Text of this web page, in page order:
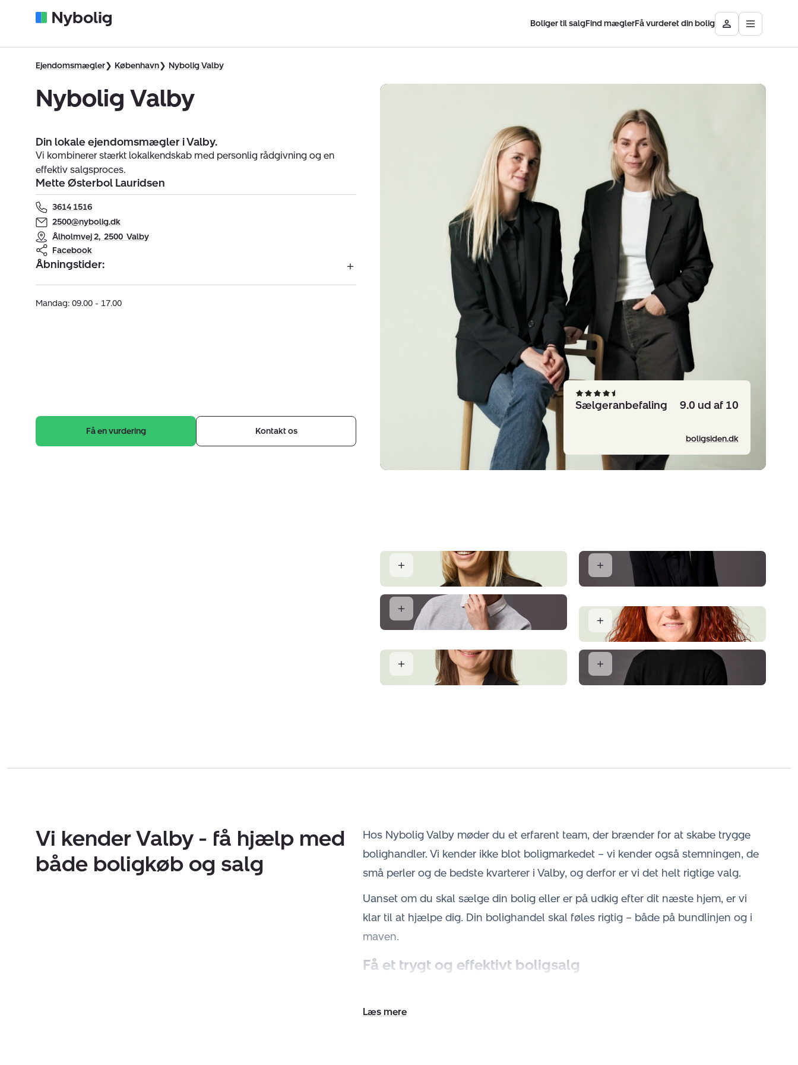
Boliger til salgFind mæglerFå vurderet din bolig
Besøg
Mit
Åbn
Ejendomsmægler København Nybolig Valby
Nybolig Valby
Din lokale ejendomsmægler i Valby.
Vi kombinerer stærkt lokalkendskab med personlig rådgivning og en
effektiv salgsproces.
Mette Østerbol Lauridsen
3614 1516
2500@nybolig.dk
Ålholmvej 2, 2500 Valby
Facebook
Åbningstider:
Mandag: 09.00 - 17.00
Få en vurdering Kontakt os
Sælgeranbefaling 9.0 ud af 10
boligsiden.dk
Olivia Sjögren
Partner og Ejendomsmægler MDE
Mette Østerbol Lauridsen
Indehaver og Ejendomsmægler MDE
Nicolas Siesbye Suhr
Salg og Vurdering
Malene Sigsgaard Claesen
Adminstrationschef
Henriette Buch Petersen
Salgskoordinator
Frederik Kringhøj
Assistent
Vi kender Valby - få hjælp med
både boligkøb og salg
Hos Nybolig Valby møder du et erfarent team, der brænder for at skabe trygge
bolighandler. Vi kender ikke blot boligmarkedet – vi kender også stemningen, de
små perler og de bedste kvarterer i Valby, og derfor er vi det helt rigtige valg.
Uanset om du skal sælge din bolig eller er på udkig efter dit næste hjem, er vi
klar til at hjælpe dig. Din bolighandel skal føles rigtig – både på bundlinjen og i
maven.
Få et trygt og effektivt boligsalg
gennemsigtigt forløb. Hos Nybolig Valby tilbyder vi en
Udvid/skjul